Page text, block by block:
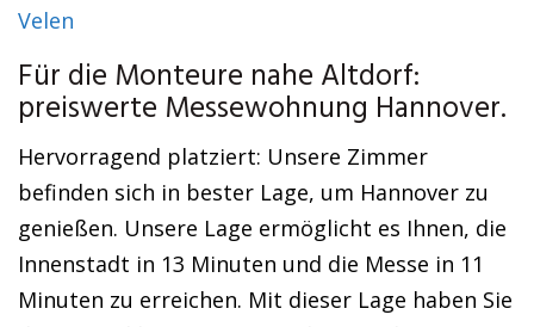
Velen
Für die Monteure nahe Altdorf:
preiswerte Messewohnung Hannover.
Hervorragend platziert: Unsere Zimmer
befinden sich in bester Lage, um Hannover zu
genießen. Unsere Lage ermöglicht es Ihnen, die
Innenstadt in 13 Minuten und die Messe in 11
Minuten zu erreichen. Mit dieser Lage haben Sie